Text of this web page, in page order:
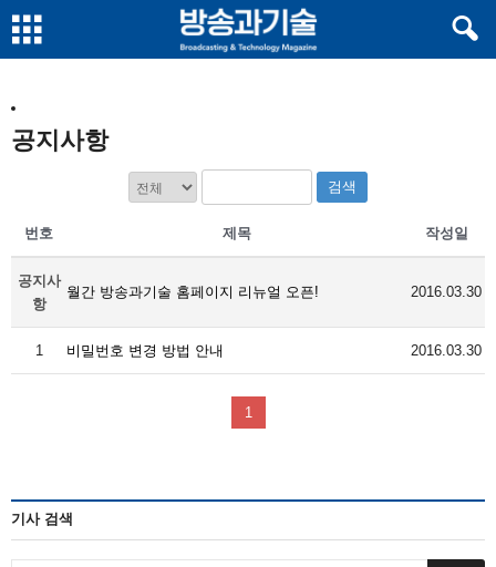
공지사항
검색
번호 제목 작성일
공지사
항
월간 방송과기술 홈페이지 리뉴얼 오픈! 2016.03.30
1 비밀번호 변경 방법 안내 2016.03.30
1
기사 검색